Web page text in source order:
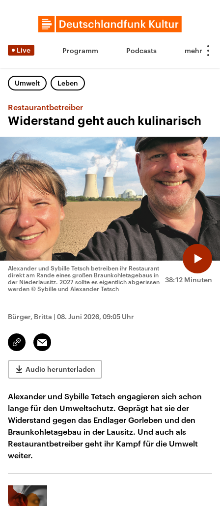
Live Programm Podcasts
Umwelt Leben
Restaurantbetreiber
Widerstand geht auch kulinarisch
38:12 Minuten
Alexander und Sybille Tetsch betreiben ihr Restaurant
direkt am Rande eines großen Braunkohletagebaus in
der Niederlausitz. 2027 sollte es eigentlich abgerissen
werden © Sybille und Alexander Tetsch
Bürger, Britta | 08. Juni 2026, 09:05 Uhr
Link
kopieren/teilen
Email
Audio herunterladen
Alexander und Sybille Tetsch engagieren sich schon
lange für den Umweltschutz. Geprägt hat sie der
Widerstand gegen das Endlager Gorleben und den
Braunkohletagebau in der Lausitz. Und auch als
Restaurantbetreiber geht ihr Kampf für die Umwelt
weiter.